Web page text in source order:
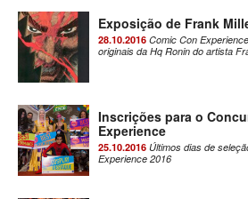
Exposição de Frank
28.10.2016 Comic Con
originais da Hq Ronin do artista
Inscrições para o
Experience
25.10.2016 Últimos dias de
Experience 2016